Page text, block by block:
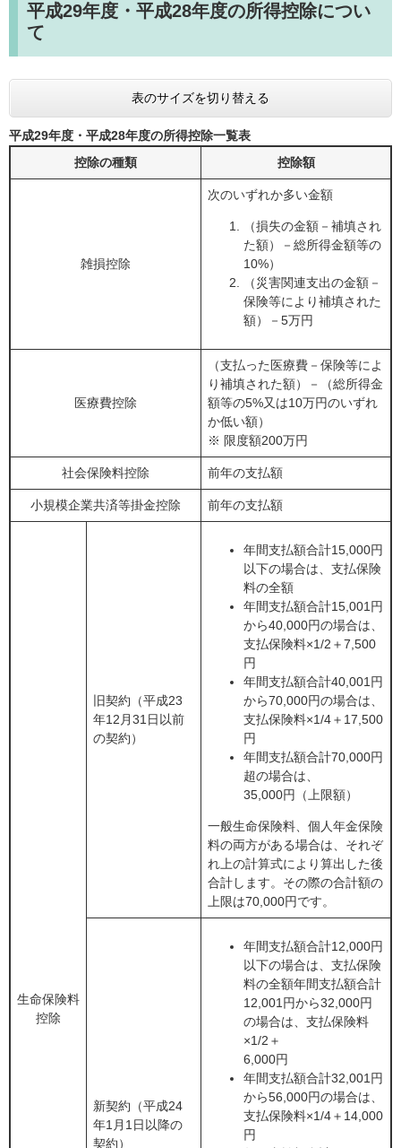
平成29年度・平成28年度の所得控除につい
て
表のサイズを切り替える
平成29年度・平成28年度の所得控除一覧表
控除の種類
控除額
雑損控除
次のいずれか多い金額
（損失の金額－補填され
た額）－総所得金額等の
10%）
（災害関連支出の金額－
保険等により補填された
額）－5万円
医療費控除
（支払った医療費－保険等によ
り補填された額）－（総所得金
額等の5%又は10万円のいずれ
か低い額）
※ 限度額200万円
社会保険料控除 前年の支払額
小規模企業共済等掛金控除 前年の支払額
生命保険料
控除
旧契約（平成23
年12月31日以前
の契約）
年間支払額合計15,000円
以下の場合は、支払保険
料の全額
年間支払額合計15,001円
から40,000円の場合は、
支払保険料×1/2＋7,500
円
年間支払額合計40,001円
から70,000円の場合は、
支払保険料×1/4＋17,500
円
年間支払額合計70,000円
超の場合は、
35,000円（上限額）
一般生命保険料、個人年金保険
料の両方がある場合は、それぞ
れ上の計算式により算出した後
合計します。その際の合計額の
上限は70,000円です。
新契約（平成24
年1月1日以降の
契約）
年間支払額合計12,000円
以下の場合は、支払保険
料の全額年間支払額合計
12,001円から32,000円
の場合は、支払保険料
×1/2＋
6,000円
年間支払額合計32,001円
から56,000円の場合は、
支払保険料×1/4＋14,000
円